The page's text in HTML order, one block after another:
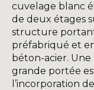
cuvelage blanc
de deux étages
structure
préfabriqué et
béton-acier. Une
grande portée
l’incorporation